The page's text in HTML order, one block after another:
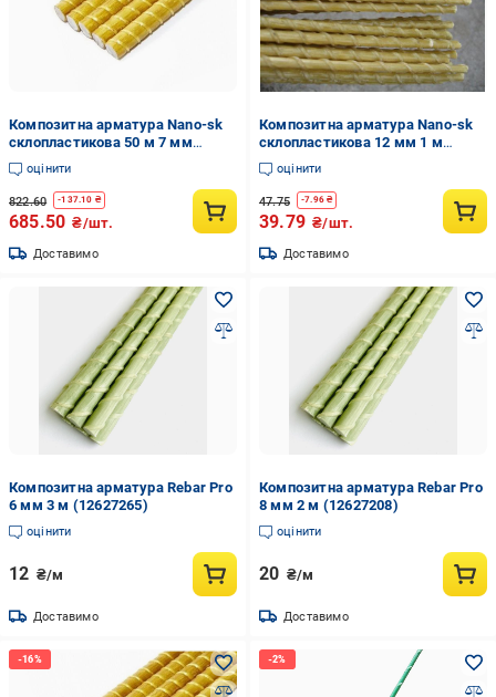
Композитна арматура Nano-sk
склопластикова 50 м 7 мм
(nano3)
оцінити
822.60 -137.10 ₴
685.50 ₴/шт.
Доставимо
Композитна арматура Nano-sk
склопластикова 12 мм 1 м
(15175818)
оцінити
47.75 -7.96₴
39.79 ₴/шт.
Доставимо
Композитна арматура Rebar Pro
6 мм 3 м (12627265)
оцінити
12 ₴/м
Доставимо
Композитна арматура Rebar Pro
8 мм 2 м (12627208)
оцінити
20 ₴/м
Доставимо